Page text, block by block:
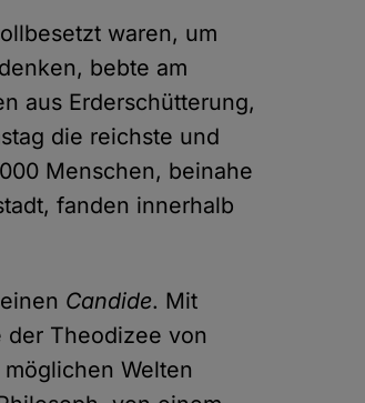
waren, um
bebte am
aus Erderschütterung,
die reichste und
Menschen, beinahe
fanden innerhalb
Candide. Mit
der Theodizee von
Welten